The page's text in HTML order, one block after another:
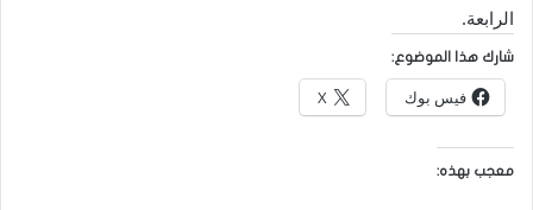
الرابعة.
شارك هذا الموضوع:
فيس بوك X
معجب بهذه: